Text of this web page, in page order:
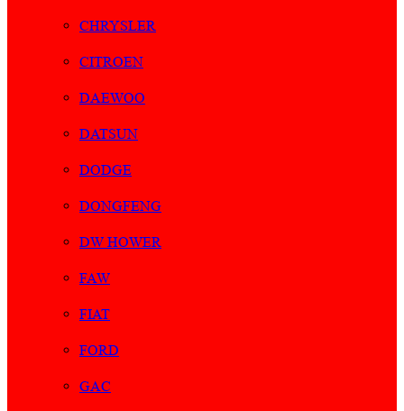
CHRYSLER
CITROEN
DAEWOO
DATSUN
DODGE
DONGFENG
DW HOWER
FAW
FIAT
FORD
GAC